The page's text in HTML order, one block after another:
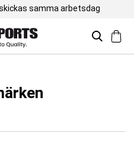
samma arbetsdag